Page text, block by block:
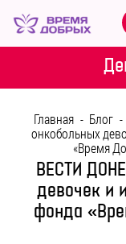
Меню
НАШИ
ПРОГРАММЫ
Главная - Блог -
онкобольных
«Время
ВЕСТИ
девочек и
фонда